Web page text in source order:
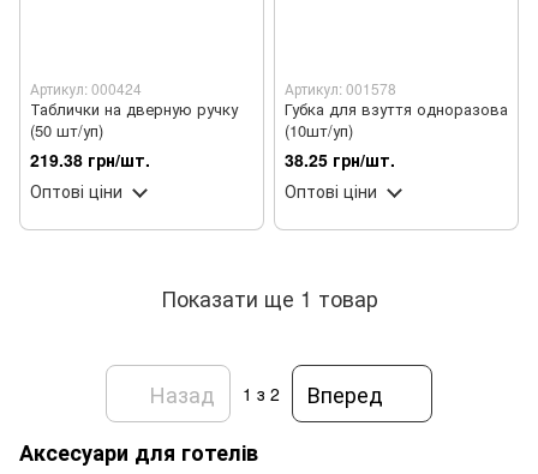
Артикул: 000424
Таблички на дверную ручку
(50 шт/уп)
219.38 грн/шт.
Оптові ціни
Артикул: 001578
Губка для взуття одноразова
(10шт/уп)
38.25 грн/шт.
Оптові ціни
Показати ще 1 товар
Назад 1 з 2
Вперед
Аксесуари для готелів